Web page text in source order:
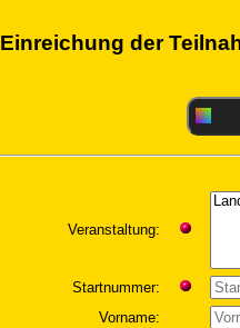
Einreichung der
Veranstaltung:
Startnummer:
Vorname: